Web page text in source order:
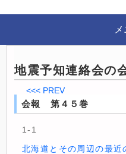
地震予知連絡会の
<<< PREV
会報 第４５巻
1-1
北海道とその周辺の最近